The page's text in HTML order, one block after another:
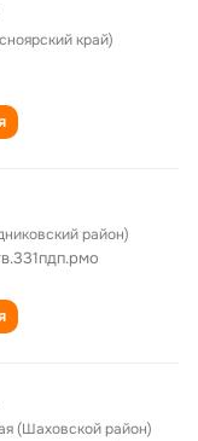
край)
район)
(Шаховской район)